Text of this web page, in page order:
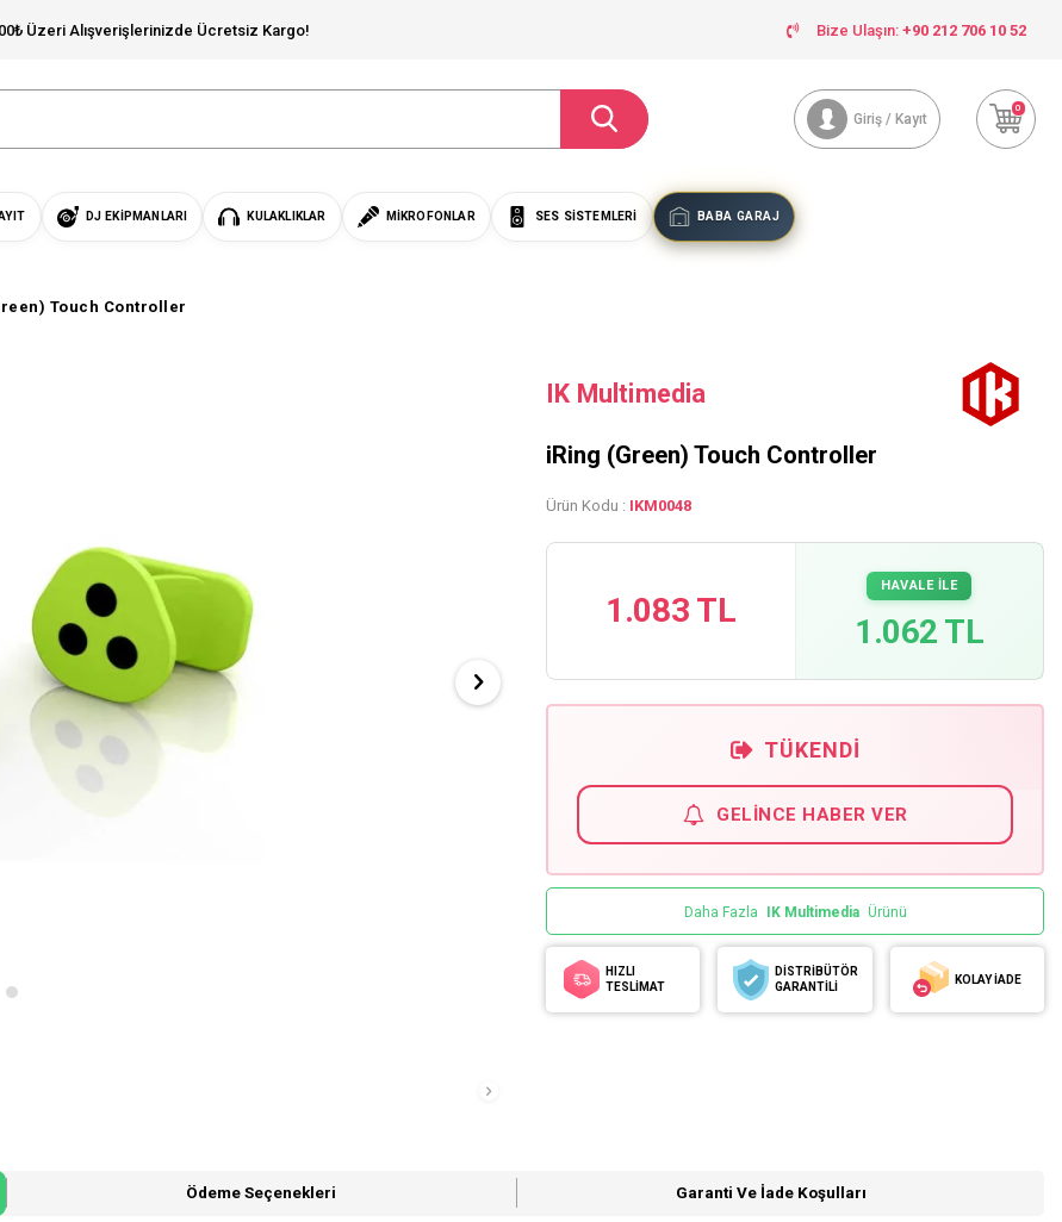
Üzeri Alışverişlerinizde Ücretsiz Kargo! Bize Ulaşın: +90 212 706 10 52
Giriş / Kayıt
0
DJ EKIPMANLARI KULAKLIKLAR MIKROFONLAR SES SISTEMLERI BABA GARAJ
Touch Controller
IK Multimedia
iRing (Green) Touch Controller
Ürün Kodu : IKM0048
1.083 TL
HAVALE İLE
1.062 TL
TÜKENDI
GELINCE HABER VER
Daha Fazla IK Multimedia Ürünü
HIZLI
TESLİMAT
DİSTRİBÜTÖR
GARANTİLİ
KOLAY İADE
Ödeme Seçenekleri Garanti Ve İade Koşulları